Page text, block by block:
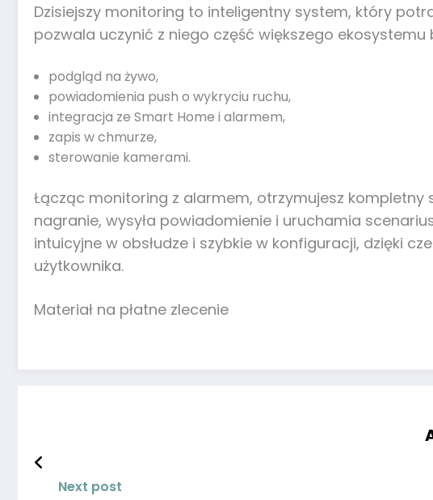
Dzisiejszy monitoring to inteligentny system, który
pozwala uczynić z niego część większego
podgląd na żywo,
powiadomienia push o wykryciu ruchu,
integracja ze Smart Home i alarmem,
zapis w chmurze,
sterowanie kamerami.
Łącząc monitoring z alarmem, otrzymujesz
nagranie, wysyła powiadomienie i uruchamia
intuicyjne w obsłudze i szybkie w konfiguracji, dzięki
użytkownika.
Materiał na płatne zlecenie
Next post